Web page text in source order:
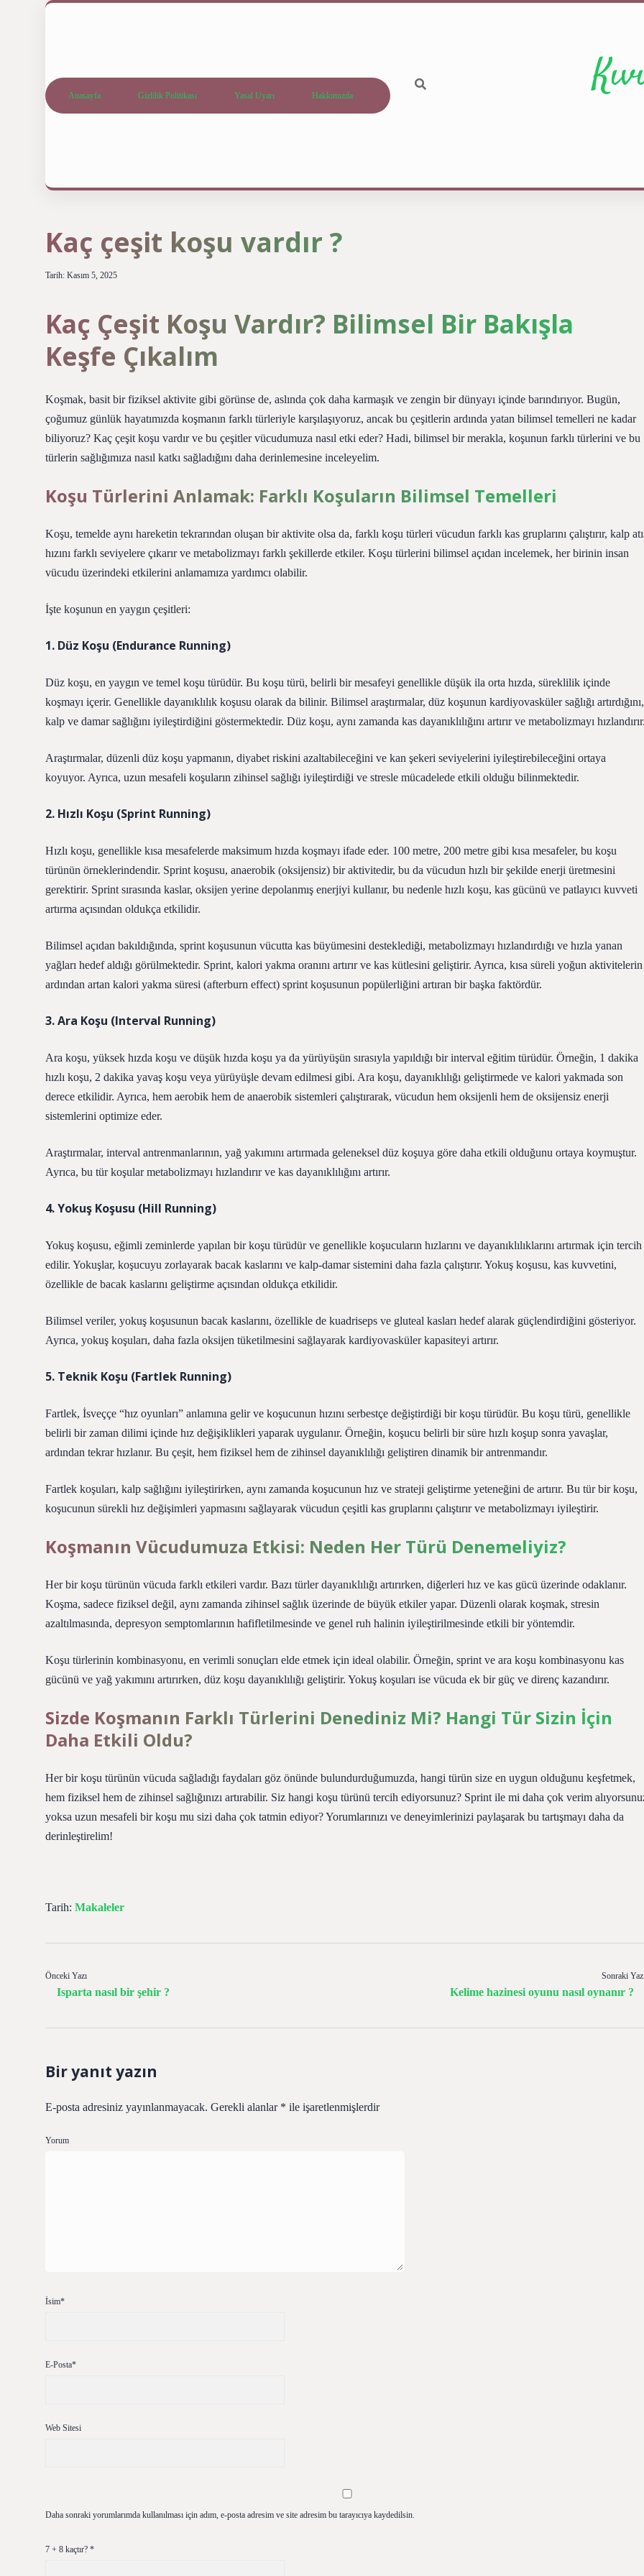
Anasayfa Gizlilik Politikası Yasal Uyarı Hakkımızda
Kaç çeşit koşu vardır ?
Tarih: Kasım 5, 2025
Kaç Çeşit Koşu Vardır? Bilimsel Bir Bakışla
Keşfe Çıkalım
Koşmak, basit bir fiziksel aktivite gibi görünse de, aslında çok daha karmaşık ve zengin bir dünyayı içinde barındırıyor. Bugün,
çoğumuz günlük hayatımızda koşmanın farklı türleriyle karşılaşıyoruz, ancak bu çeşitlerin ardında yatan bilimsel temelleri ne kadar
biliyoruz? Kaç çeşit koşu vardır ve bu çeşitler vücudumuza nasıl etki eder? Hadi, bilimsel bir merakla, koşunun farklı türlerini ve bu
türlerin sağlığımıza nasıl katkı sağladığını daha derinlemesine inceleyelim.
Koşu Türlerini Anlamak: Farklı Koşuların Bilimsel Temelleri
Koşu, temelde aynı hareketin tekrarından oluşan bir aktivite olsa da, farklı koşu türleri vücudun farklı kas gruplarını çalıştırır, kalp
hızını farklı seviyelere çıkarır ve metabolizmayı farklı şekillerde etkiler. Koşu türlerini bilimsel açıdan incelemek, her birinin insan
vücudu üzerindeki etkilerini anlamamıza yardımcı olabilir.
İşte koşunun en yaygın çeşitleri:
1. Düz Koşu (Endurance Running)
Düz koşu, en yaygın ve temel koşu türüdür. Bu koşu türü, belirli bir mesafeyi genellikle düşük ila orta hızda, süreklilik içinde
koşmayı içerir. Genellikle dayanıklılık koşusu olarak da bilinir. Bilimsel araştırmalar, düz koşunun kardiyovasküler sağlığı artırdığını,
kalp ve damar sağlığını iyileştirdiğini göstermektedir. Düz koşu, aynı zamanda kas dayanıklılığını artırır ve metabolizmayı
Araştırmalar, düzenli düz koşu yapmanın, diyabet riskini azaltabileceğini ve kan şekeri seviyelerini iyileştirebileceğini ortaya
koyuyor. Ayrıca, uzun mesafeli koşuların zihinsel sağlığı iyileştirdiği ve stresle mücadelede etkili olduğu bilinmektedir.
2. Hızlı Koşu (Sprint Running)
Hızlı koşu, genellikle kısa mesafelerde maksimum hızda koşmayı ifade eder. 100 metre, 200 metre gibi kısa mesafeler, bu koşu
türünün örneklerindendir. Sprint koşusu, anaerobik (oksijensiz) bir aktivitedir, bu da vücudun hızlı bir şekilde enerji üretmesini
gerektirir. Sprint sırasında kaslar, oksijen yerine depolanmış enerjiyi kullanır, bu nedenle hızlı koşu, kas gücünü ve patlayıcı kuvveti
artırma açısından oldukça etkilidir.
Bilimsel açıdan bakıldığında, sprint koşusunun vücutta kas büyümesini desteklediği, metabolizmayı hızlandırdığı ve hızla yanan
yağları hedef aldığı görülmektedir. Sprint, kalori yakma oranını artırır ve kas kütlesini geliştirir. Ayrıca, kısa süreli yoğun aktivitelerin
ardından artan kalori yakma süresi (afterburn effect) sprint koşusunun popülerliğini artıran bir başka faktördür.
3. Ara Koşu (Interval Running)
Ara koşu, yüksek hızda koşu ve düşük hızda koşu ya da yürüyüşün sırasıyla yapıldığı bir interval eğitim türüdür. Örneğin, 1 dakika
hızlı koşu, 2 dakika yavaş koşu veya yürüyüşle devam edilmesi gibi. Ara koşu, dayanıklılığı geliştirmede ve kalori yakmada son
derece etkilidir. Ayrıca, hem aerobik hem de anaerobik sistemleri çalıştırarak, vücudun hem oksijenli hem de oksijensiz enerji
sistemlerini optimize eder.
Araştırmalar, interval antrenmanlarının, yağ yakımını artırmada geleneksel düz koşuya göre daha etkili olduğunu ortaya koymuştur.
Ayrıca, bu tür koşular metabolizmayı hızlandırır ve kas dayanıklılığını artırır.
4. Yokuş Koşusu (Hill Running)
Yokuş koşusu, eğimli zeminlerde yapılan bir koşu türüdür ve genellikle koşucuların hızlarını ve dayanıklılıklarını artırmak için tercih
edilir. Yokuşlar, koşucuyu zorlayarak bacak kaslarını ve kalp-damar sistemini daha fazla çalıştırır. Yokuş koşusu, kas kuvvetini,
özellikle de bacak kaslarını geliştirme açısından oldukça etkilidir.
Bilimsel veriler, yokuş koşusunun bacak kaslarını, özellikle de kuadriseps ve gluteal kasları hedef alarak güçlendirdiğini gösteriyor.
Ayrıca, yokuş koşuları, daha fazla oksijen tüketilmesini sağlayarak kardiyovasküler kapasiteyi artırır.
5. Teknik Koşu (Fartlek Running)
Fartlek, İsveççe “hız oyunları” anlamına gelir ve koşucunun hızını serbestçe değiştirdiği bir koşu türüdür. Bu koşu türü, genellikle
belirli bir zaman dilimi içinde hız değişiklikleri yaparak uygulanır. Örneğin, koşucu belirli bir süre hızlı koşup sonra yavaşlar,
ardından tekrar hızlanır. Bu çeşit, hem fiziksel hem de zihinsel dayanıklılığı geliştiren dinamik bir antrenmandır.
Fartlek koşuları, kalp sağlığını iyileştirirken, aynı zamanda koşucunun hız ve strateji geliştirme yeteneğini de artırır. Bu tür bir koşu,
koşucunun sürekli hız değişimleri yapmasını sağlayarak vücudun çeşitli kas gruplarını çalıştırır ve metabolizmayı iyileştirir.
Koşmanın Vücudumuza Etkisi: Neden Her Türü Denemeliyiz?
Her bir koşu türünün vücuda farklı etkileri vardır. Bazı türler dayanıklılığı artırırken, diğerleri hız ve kas gücü üzerinde odaklanır.
Koşma, sadece fiziksel değil, aynı zamanda zihinsel sağlık üzerinde de büyük etkiler yapar. Düzenli olarak koşmak, stresin
azaltılmasında, depresyon semptomlarının hafifletilmesinde ve genel ruh halinin iyileştirilmesinde etkili bir yöntemdir.
Koşu türlerinin kombinasyonu, en verimli sonuçları elde etmek için ideal olabilir. Örneğin, sprint ve ara koşu kombinasyonu kas
gücünü ve yağ yakımını artırırken, düz koşu dayanıklılığı geliştirir. Yokuş koşuları ise vücuda ek bir güç ve direnç kazandırır.
Sizde Koşmanın Farklı Türlerini Denediniz Mi? Hangi Tür Sizin İçin
Daha Etkili Oldu?
Her bir koşu türünün vücuda sağladığı faydaları göz önünde bulundurduğumuzda, hangi türün size en uygun olduğunu keşfetmek,
hem fiziksel hem de zihinsel sağlığınızı artırabilir. Siz hangi koşu türünü tercih ediyorsunuz? Sprint ile mi daha çok verim
yoksa uzun mesafeli bir koşu mu sizi daha çok tatmin ediyor? Yorumlarınızı ve deneyimlerinizi paylaşarak bu tartışmayı daha da
derinleştirelim!
Tarih: Makaleler
Önceki Yazı
Isparta nasıl bir şehir ?
Sonraki
Kelime hazinesi oyunu nasıl oynanır ?
Bir yanıt yazın
E-posta adresiniz yayınlanmayacak. Gerekli alanlar * ile işaretlenmişlerdir
Yorum
İsim*
E-Posta*
Web Sitesi
Daha sonraki yorumlarımda kullanılması için adım, e-posta adresim ve site adresim bu tarayıcıya kaydedilsin.
7 + 8 kaçtır? *